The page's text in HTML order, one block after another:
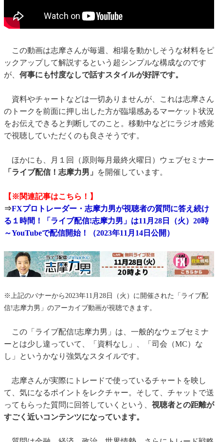
この動画は志摩さんが毎週、相場を動かしそうな材料をピ
ックアップして解説するという超シンプルな構成なのです
が、 何事にも忖度なしで話すスタイルが好評です。
資料やチャートなどは一切ありませんが、これは志摩さん
のトークを前面に押し出した方が臨場感あるマーケット状況
をお伝えできると判断してのこと。移動中などにラジオ感覚
で視聴していただくのも良さそうです。
ほかにも、月１回（原則毎月最終火曜日）ウェブセミナー
「ライブ配信！志摩力男」
を開催しています。
【※関連記事はこちら！】
⇒FXプロトレーダー・志摩力男が視聴者の質問に答え続け
る１時間！「ライブ配信!志摩力男」は11月28日（火）20時
～YouTubeで配信開始！（2023年11月14日公開）
※上記のバナーから2023年11月28日（火）に開催された「ライブ配
信!志摩力男」のアーカイブ動画が視聴できます。
この「ライブ配信!志摩力男」は、一般的なウェブセミナ
ーとは少し違っていて、「資料なし」、「司会（MC）な
し」というかなり強気なスタイルです。
志摩さんが実際にトレードで使っているチャートを映し
て、気になるポイントをレクチャー。そして、チャットで送
ってもらった質問に回答していくという、 視聴者との距離が
すごく近いコンテンツになっています。